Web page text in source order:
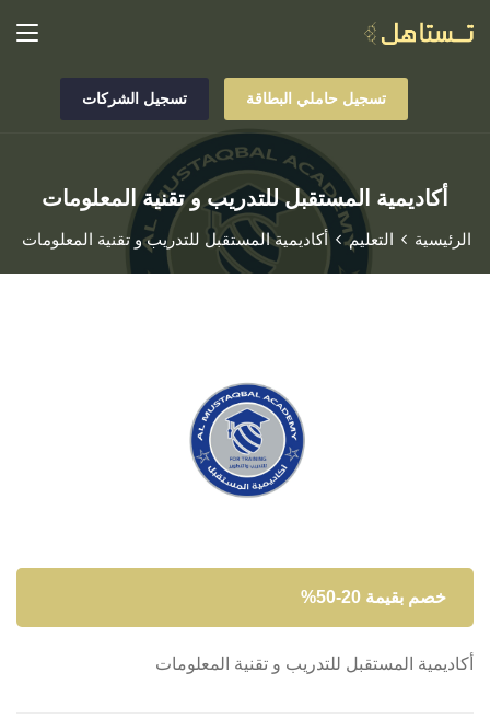
تسجيل حاملي البطاقة تسجيل الشركات
أكاديمية المستقبل للتدريب و تقنية المعلومات
الرئيسية التعليم أكاديمية المستقبل للتدريب و تقنية المعلومات
خصم بقيمة 20-50%
أكاديمية المستقبل للتدريب و تقنية المعلومات